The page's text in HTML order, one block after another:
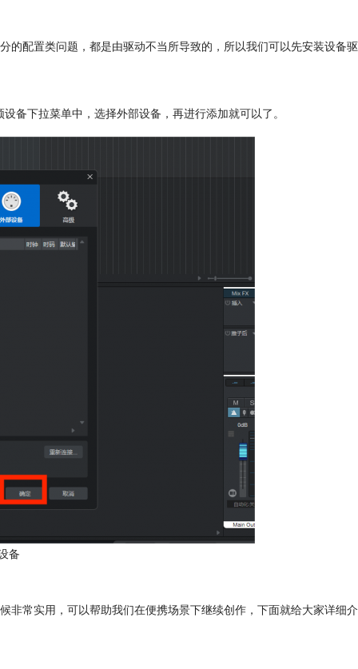
的配置类问题，都是由驱动不当所导致的，所以我们可以先安装设备驱
备下拉菜单中，选择外部设备，再进行添加就可以了。
备
非常实用，可以帮助我们在便携场景下继续创作，下面就给大家详细介